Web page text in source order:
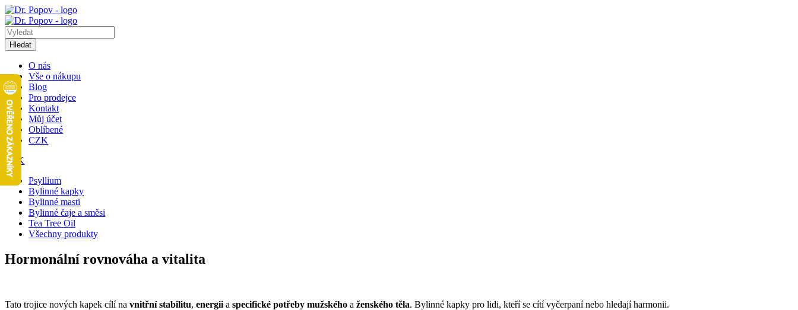
Hledat
O nás
Vše o nákupu
Blog
Pro prodejce
Kontakt
Můj účet
Oblíbené
CZK
CZK
Psyllium
Bylinné kapky
Bylinné masti
Bylinné čaje a směsi
Tea Tree Oil
Všechny produkty
Hormonální rovnováha a vitalita
Tato trojice nových kapek cílí na vnitřní stabilitu, energii a specifické potřeby mužského a ženského těla. Bylinné kapky pro lidi, kteří se cítí vyčerpaní nebo hledají harmonii.